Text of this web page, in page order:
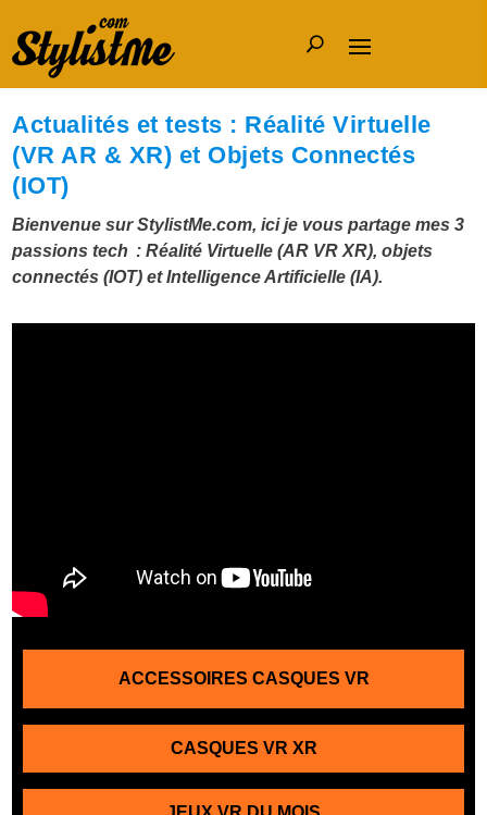
Actualités et tests : Réalité Virtuelle
(VR AR & XR) et Objets Connectés
(IOT)
Bienvenue surStylistMe.com, ici je vous partage mes 3
passions tech : Réalité Virtuelle (AR VR XR), objets
connectés (IOT) et Intelligence Artificielle (IA).
ACCESSOIRES CASQUES VR
CASQUES VR XR